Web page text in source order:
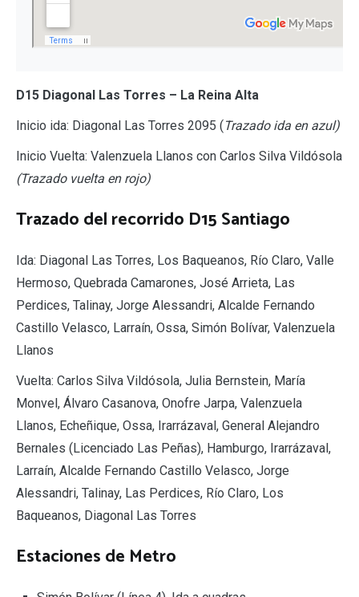
D15 Diagonal Las Torres – La Reina Alta
Inicio ida: Diagonal Las Torres 2095 (Trazado ida en azul)
Inicio Vuelta: Valenzuela Llanos con Carlos Silva Vildósola
(Trazado vuelta en rojo)
Trazado del recorrido D15 Santiago
Ida: Diagonal Las Torres, Los Baqueanos, Río Claro, Valle
Hermoso, Quebrada Camarones, José Arrieta, Las
Perdices, Talinay, Jorge Alessandri, Alcalde Fernando
Castillo Velasco, Larraín, Ossa, Simón Bolívar, Valenzuela
Llanos
Vuelta: Carlos Silva Vildósola, Julia Bernstein, María
Monvel, Álvaro Casanova, Onofre Jarpa, Valenzuela
Llanos, Echeñique, Ossa, Irarrázaval, General Alejandro
Bernales (Licenciado Las Peñas), Hamburgo, Irarrázaval,
Larraín, Alcalde Fernando Castillo Velasco, Jorge
Alessandri, Talinay, Las Perdices, Río Claro, Los
Baqueanos, Diagonal Las Torres
Estaciones de Metro